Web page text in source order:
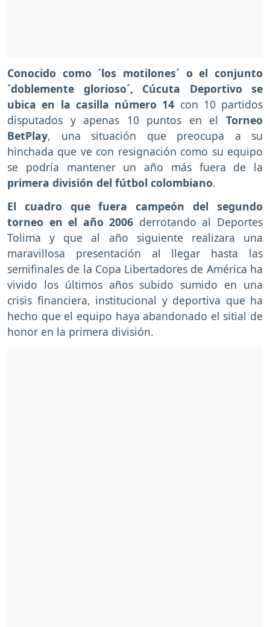
Conocido como ´los motilones´ o el conjunto
´doblemente glorioso´, Cúcuta Deportivo se
ubica en la casilla número 14 con 10 partidos
disputados y apenas 10 puntos en el Torneo
BetPlay, una situación que preocupa a su
hinchada que ve con resignación como su equipo
se podría mantener un año más fuera de la
primera división del fútbol colombiano.
El cuadro que fuera campeón del segundo
torneo en el año 2006 derrotando al Deportes
Tolima y que al año siguiente realizara una
maravillosa presentación al llegar hasta las
semifinales de la Copa Libertadores de América ha
vivido los últimos años subido sumido en una
crisis financiera, institucional y deportiva que ha
hecho que el equipo haya abandonado el sitial de
honor en la primera división.